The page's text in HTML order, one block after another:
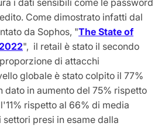
Come dimostrato infatti dal
da Sophos, "The State of
", il retail è stato il secondo
di attacchi
globale è stato colpito il 77%
dato in aumento del 75% rispetto
rispetto al 66% di media
presi in esame dalla